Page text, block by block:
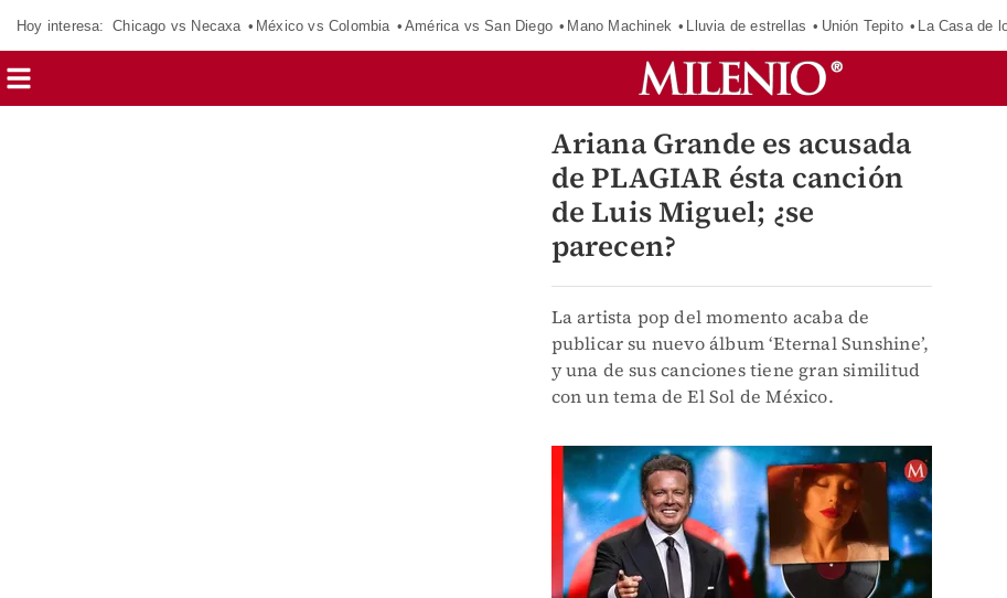
Hoy interesa: Chicago vs Necaxa México vs Colombia América vs San Diego Mano Machinek Lluvia de estrellas Unión Tepito La Casa de
Ariana Grande es acusada
de PLAGIAR ésta canción
de Luis Miguel; ¿se
parecen?
La artista pop del momento acaba de
publicar su nuevo álbum ‘Eternal Sunshine’,
y una de sus canciones tiene gran similitud
con un tema de El Sol de México.